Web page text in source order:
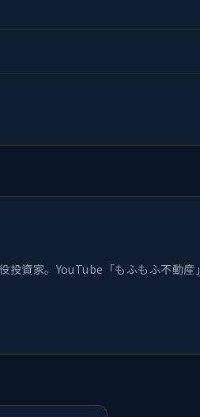
資家。YouTube「もふもふ不動産」